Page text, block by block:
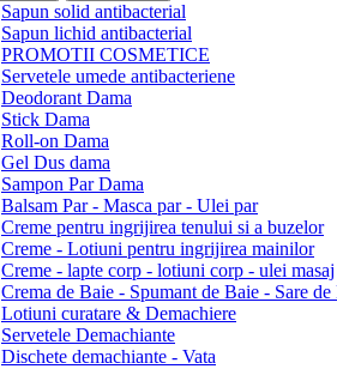
Sapun solid antibacterial
Sapun lichid antibacterial
PROMOTII COSMETICE
Servetele umede antibacteriene
Deodorant Dama
Stick Dama
Roll-on Dama
Gel Dus dama
Sampon Par Dama
Balsam Par - Masca par - Ulei par
Creme pentru ingrijirea tenului si a buzelor
Creme - Lotiuni pentru ingrijirea mainilor
Creme - lapte corp - lotiuni corp - ulei masaj
Crema de Baie - Spumant de Baie - Sare de
Lotiuni curatare & Demachiere
Servetele Demachiante
Dischete demachiante - Vata